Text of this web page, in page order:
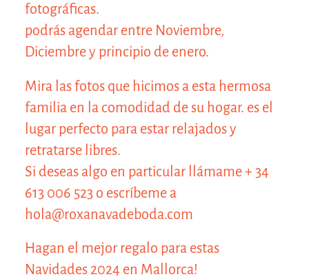
fotográficas.
podrás agendar entre Noviembre,
Diciembre y principio de enero.
Mira las fotos que hicimos a esta hermosa
familia en la comodidad de su hogar. es el
lugar perfecto para estar relajados y
retratarse libres.
Si deseas algo en particular llámame + 34
613 006 523 o escríbeme a
hola@roxanavadeboda.com
Hagan el mejor regalo para estas
Navidades 2024 en Mallorca!